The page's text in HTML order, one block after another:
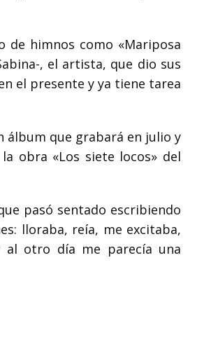
himnos como «Mariposa
, el artista, que dio sus
el presente y ya tiene tarea
que grabará en julio y
obra «Los siete locos» del
pasó sentado escribiendo
lloraba, reía, me excitaba,
al otro día me parecía una